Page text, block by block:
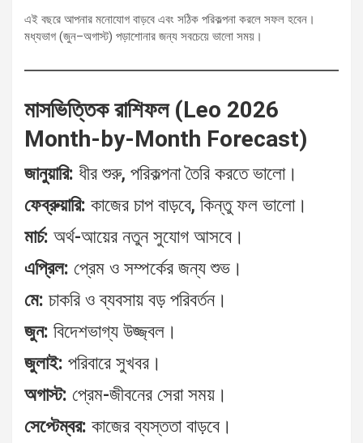
এই বছরে আপনার মনোযোগ বাড়বে এবং সঠিক পরিকল্পনা করলে সফল হবেন।
মধ্যভাগ (জুন–অগাস্ট) পড়াশোনার জন্য সবচেয়ে ভালো সময়।
মাসভিত্তিক রাশিফল (Leo 2026
Month-by-Month Forecast)
জানুয়ারি: ধীর শুরু, পরিকল্পনা তৈরি করতে ভালো।
ফেব্রুয়ারি: কাজের চাপ বাড়বে, কিন্তু ফল ভালো।
মার্চ: অর্থ-আয়ের নতুন সুযোগ আসবে।
এপ্রিল: প্রেম ও সম্পর্কের জন্য শুভ।
মে: চাকরি ও ব্যবসায় বড় পরিবর্তন।
জুন: বিদেশভাগ্য উজ্জ্বল।
জুলাই: পরিবারে সুখবর।
অগাস্ট: প্রেম-জীবনের সেরা সময়।
সেপ্টেম্বর: কাজের ব্যস্ততা বাড়বে।